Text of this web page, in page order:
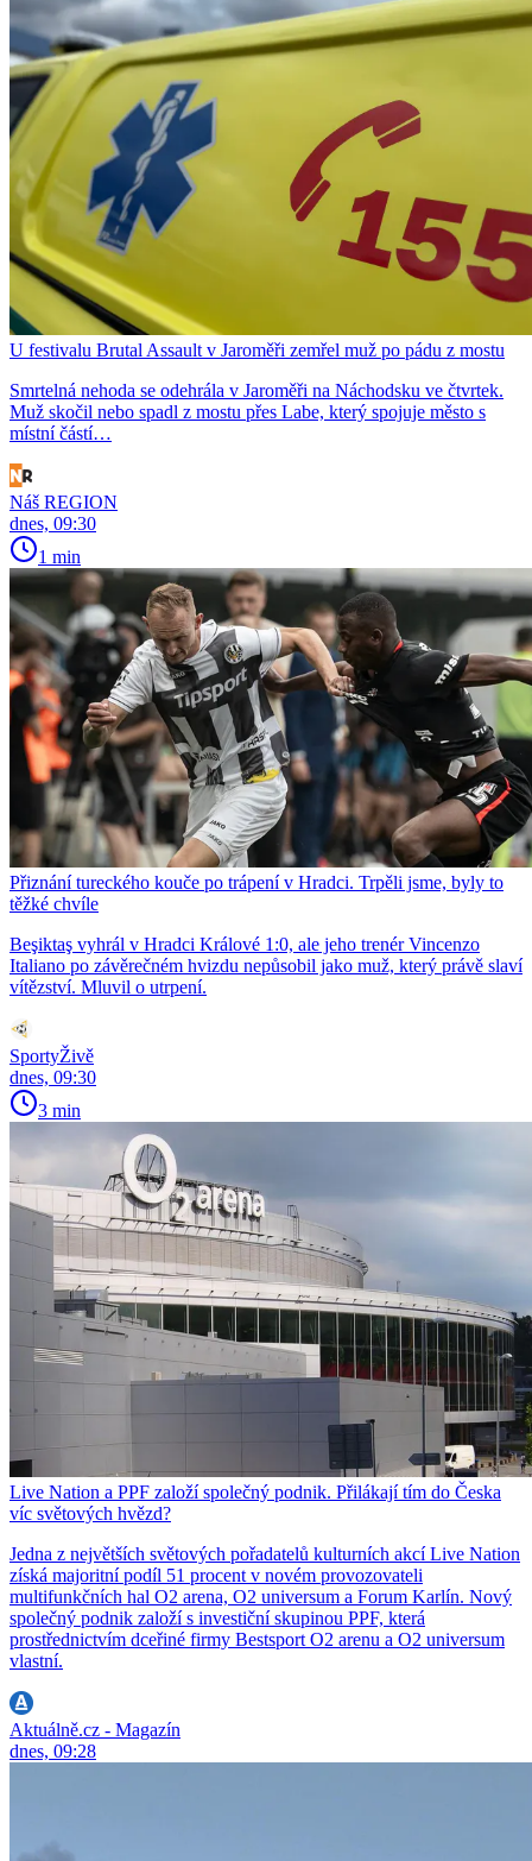
U festivalu Brutal Assault v Jaroměři zemřel muž po pádu z mostu
Smrtelná nehoda se odehrála v Jaroměři na Náchodsku ve čtvrtek.
Muž skočil nebo spadl z mostu přes Labe, který spojuje město s
místní částí…
Náš REGION
dnes, 09:30
1 min
Přiznání tureckého kouče po trápení v Hradci. Trpěli jsme, byly to
těžké chvíle
Beşiktaş vyhrál v Hradci Králové 1:0, ale jeho trenér Vincenzo
Italiano po závěrečném hvizdu nepůsobil jako muž, který právě slaví
vítězství. Mluvil o utrpení.
SportyŽivě
dnes, 09:30
3 min
Live Nation a PPF založí společný podnik. Přilákají tím do Česka
víc světových hvězd?
Jedna z největších světových pořadatelů kulturních akcí Live Nation
získá majoritní podíl 51 procent v novém provozovateli
multifunkčních hal O2 arena, O2 universum a Forum Karlín. Nový
společný podnik založí s investiční skupinou PPF, která
prostřednictvím dceřiné firmy Bestsport O2 arenu a O2 universum
vlastní.
Aktuálně.cz - Magazín
dnes, 09:28